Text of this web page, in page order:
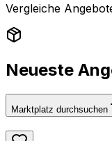
Vergleiche
Neueste
Marktplatz durchsuchen